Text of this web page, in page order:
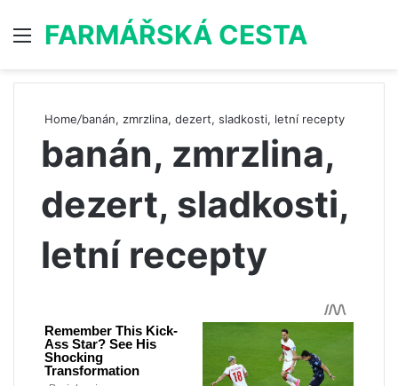
Menu
FARMÁŘSKÁ CESTA
Home/banán, zmrzlina, dezert, sladkosti, letní recepty
banán, zmrzlina,
dezert, sladkosti,
letní recepty